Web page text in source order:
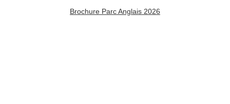
Brochure Parc Anglais 2026